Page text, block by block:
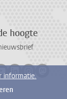
hoogte
informatie.